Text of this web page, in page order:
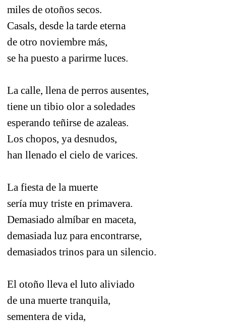
miles de otoños secos.
Casals, desde la tarde eterna
de otro noviembre más,
se ha puesto a parirme luces.
La calle, llena de perros ausentes,
tiene un tibio olor a soledades
esperando teñirse de azaleas.
Los chopos, ya desnudos,
han llenado el cielo de varices.
La fiesta de la muerte
sería muy triste en primavera.
Demasiado almíbar en maceta,
demasiada luz para encontrarse,
demasiados trinos para un silencio.
El otoño lleva el luto aliviado
de una muerte tranquila,
sementera de vida,